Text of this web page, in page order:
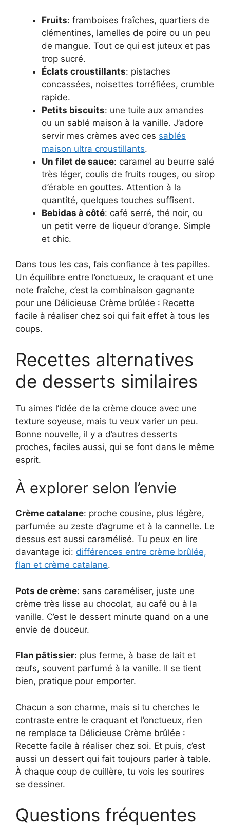
Fruits: framboises fraîches, quartiers de
clémentines, lamelles de poire ou un peu
de mangue. Tout ce qui est juteux et pas
trop sucré.
Éclats croustillants: pistaches
concassées, noisettes torréfiées, crumble
rapide.
Petits biscuits: une tuile aux amandes
ou un sablé maison à la vanille. J’adore
servir mes crèmes avec ces sablés
maison ultra croustillants.
Un filet de sauce: caramel au beurre salé
très léger, coulis de fruits rouges, ou sirop
d’érable en gouttes. Attention à la
quantité, quelques touches suffisent.
Bebidas à côté: café serré, thé noir, ou
un petit verre de liqueur d’orange. Simple
et chic.
Dans tous les cas, fais confiance à tes papilles.
Un équilibre entre l’onctueux, le craquant et une
note fraîche, c’est la combinaison gagnante
pour une Délicieuse Crème brûlée : Recette
facile à réaliser chez soi qui fait effet à tous les
coups.
Recettes alternatives
de desserts similaires
Tu aimes l’idée de la crème douce avec une
texture soyeuse, mais tu veux varier un peu.
Bonne nouvelle, il y a d’autres desserts
proches, faciles aussi, qui se font dans le même
esprit.
À explorer selon l’envie
Crème catalane: proche cousine, plus légère,
parfumée au zeste d’agrume et à la cannelle. Le
dessus est aussi caramélisé. Tu peux en lire
davantage ici: différences entre crème brûlée,
flan et crème catalane.
Pots de crème: sans caraméliser, juste une
crème très lisse au chocolat, au café ou à la
vanille. C’est le dessert minute quand on a une
envie de douceur.
Flan pâtissier: plus ferme, à base de lait et
œufs, souvent parfumé à la vanille. Il se tient
bien, pratique pour emporter.
Chacun a son charme, mais si tu cherches le
contraste entre le craquant et l’onctueux, rien
ne remplace ta Délicieuse Crème brûlée :
Recette facile à réaliser chez soi. Et puis, c’est
aussi un dessert qui fait toujours parler à table.
À chaque coup de cuillère, tu vois les sourires
se dessiner.
Questions fréquentes